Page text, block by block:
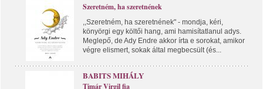
Szeretném, ha szeretnének
,,Szeretném, ha szeretnének" - mondja, kéri,
könyörgi egy költői hang, ami hamisítatlanul adys.
Meglepő, de Ady Endre akkor írta e sorokat, amikor
végre elismert, sokak által megbecsült (és...
BABITS MIHÁLY
Timár Virgil fia